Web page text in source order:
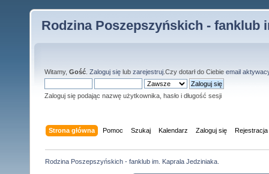
Rodzina Poszepszyńskich - fanklub
Witamy, Gość Zaloguj się lub zarejestruj .Czy dotarł do Ciebie email
Zaloguj się podając nazwę użytkownika, hasło i długość sesji
Strona główna Pomoc Szukaj Kalendarz Zaloguj się Rejestracja
Rodzina Poszepszyńskich - fanklub im. Kaprala Jedziniaka.